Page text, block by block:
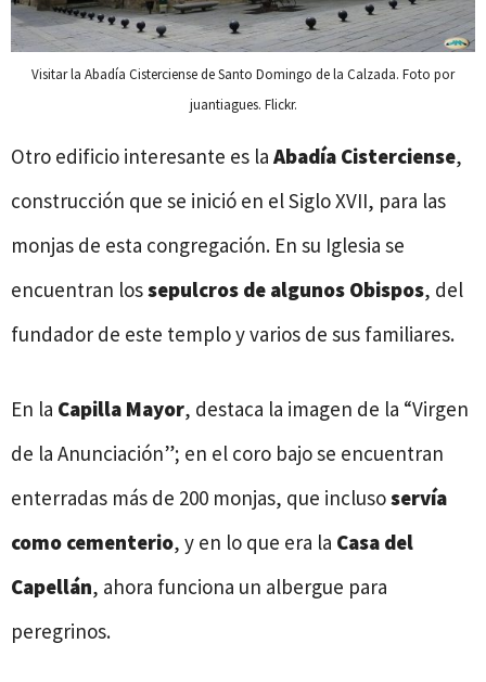
Visitar la Abadía Cisterciense de Santo Domingo de la Calzada. Foto por
juantiagues. Flickr.
Otro edificio interesante es la Abadía Cisterciense,
construcción que se inició en el Siglo XVII, para las
monjas de esta congregación. En su Iglesia se
encuentran lossepulcros de algunos Obispos, del
fundador de este templo y varios de sus familiares.
En la Capilla Mayor, destaca la imagen de la “Virgen
de la Anunciación”; en el coro bajo se encuentran
enterradas más de 200 monjas, que inclusoservía
como cementerio, y en lo que era la Casa del
Capellán, ahora funciona un albergue para
peregrinos.